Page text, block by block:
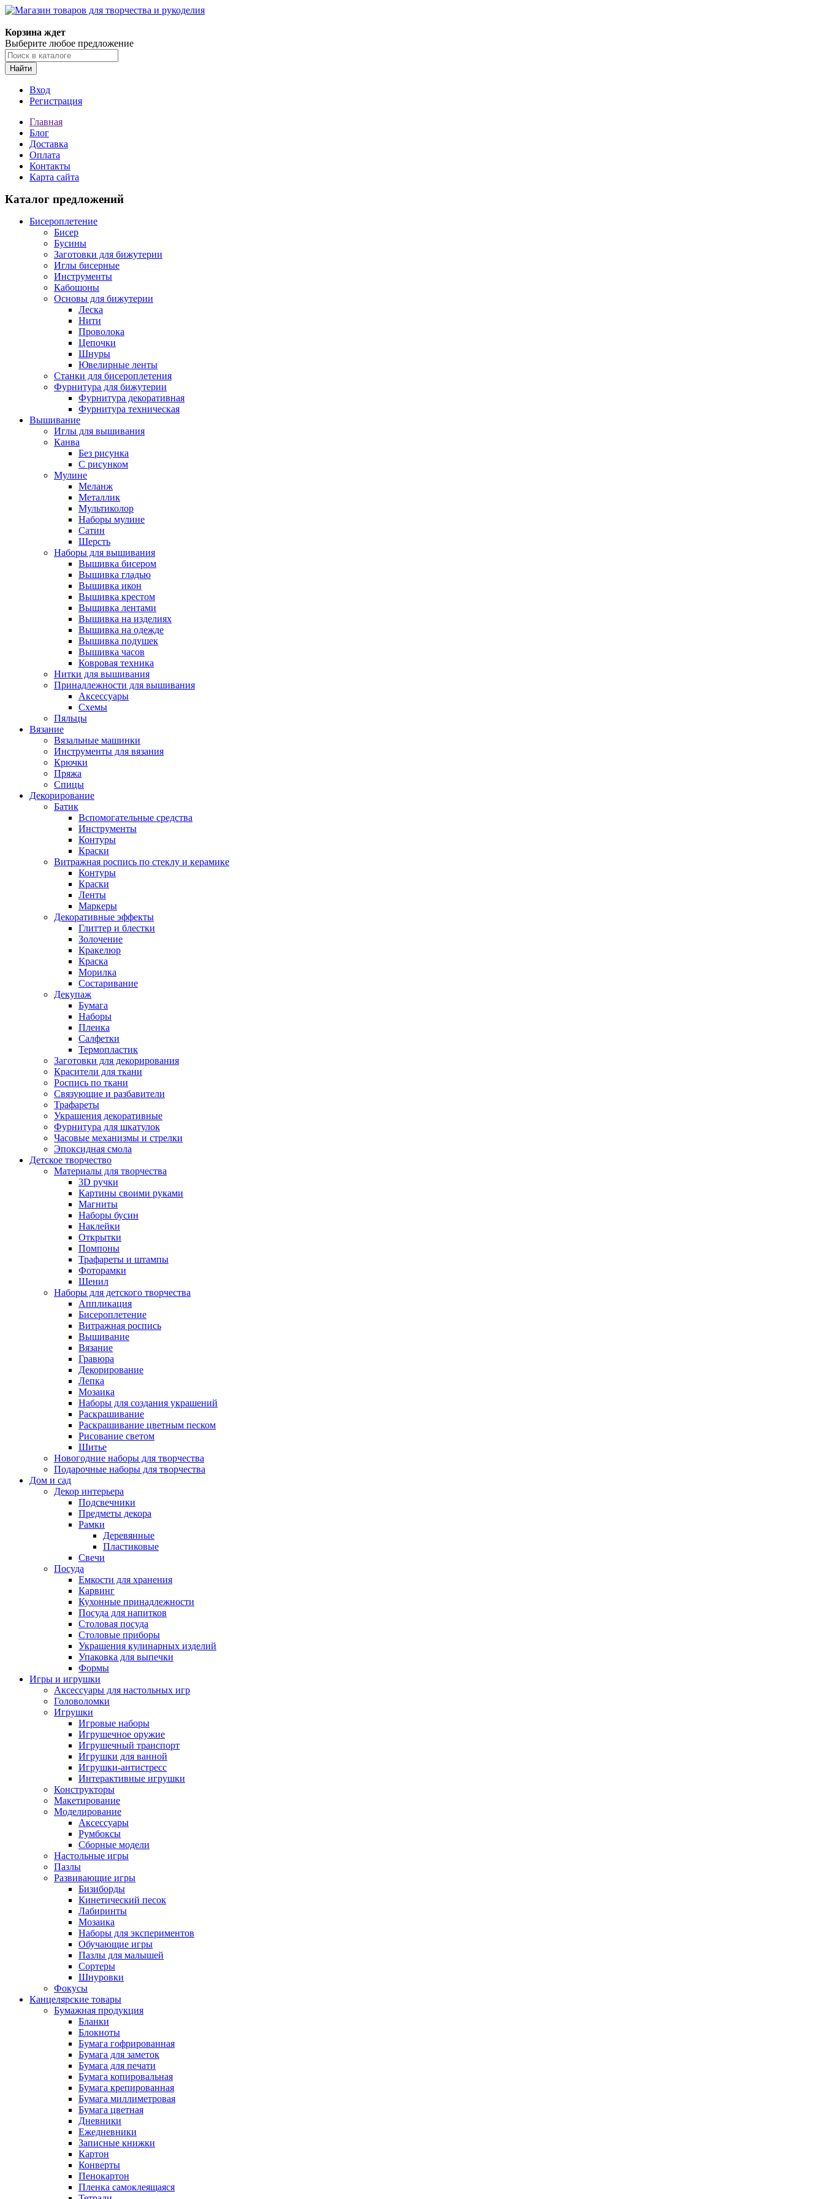
Корзина ждет
Выберите любое предложение
Найти
Вход
Регистрация
Главная
Блог
Доставка
Оплата
Контакты
Карта сайта
Каталог предложений
Бисероплетение
Бисер
Бусины
Заготовки для бижутерии
Иглы бисерные
Инструменты
Кабошоны
Основы для бижутерии
Леска
Нити
Проволока
Цепочки
Шнуры
Ювелирные ленты
Станки для бисероплетения
Фурнитура для бижутерии
Фурнитура декоративная
Фурнитура техническая
Вышивание
Иглы для вышивания
Канва
Без рисунка
С рисунком
Мулине
Меланж
Металлик
Мультиколор
Наборы мулине
Сатин
Шерсть
Наборы для вышивания
Вышивка бисером
Вышивка гладью
Вышивка икон
Вышивка крестом
Вышивка лентами
Вышивка на изделиях
Вышивка на одежде
Вышивка подушек
Вышивка часов
Ковровая техника
Нитки для вышивания
Принадлежности для вышивания
Аксессуары
Схемы
Пяльцы
Вязание
Вязальные машинки
Инструменты для вязания
Крючки
Пряжа
Спицы
Декорирование
Батик
Вспомогательные средства
Инструменты
Контуры
Краски
Витражная роспись по стеклу и керамике
Контуры
Краски
Ленты
Маркеры
Декоративные эффекты
Глиттер и блестки
Золочение
Кракелюр
Краска
Морилка
Состаривание
Декупаж
Бумага
Наборы
Пленка
Салфетки
Термопластик
Заготовки для декорирования
Красители для ткани
Роспись по ткани
Связующие и разбавители
Трафареты
Украшения декоративные
Фурнитура для шкатулок
Часовые механизмы и стрелки
Эпоксидная смола
Детское творчество
Материалы для творчества
3D ручки
Картины своими руками
Магниты
Наборы бусин
Наклейки
Открытки
Помпоны
Трафареты и штампы
Фоторамки
Шенил
Наборы для детского творчества
Аппликация
Бисероплетение
Витражная роспись
Вышивание
Вязание
Гравюра
Декорирование
Лепка
Мозаика
Наборы для создания украшений
Раскрашивание
Раскрашивание цветным песком
Рисование светом
Шитье
Новогодние наборы для творчества
Подарочные наборы для творчества
Дом и сад
Декор интерьера
Подсвечники
Предметы декора
Рамки
Деревянные
Пластиковые
Свечи
Посуда
Емкости для хранения
Карвинг
Кухонные принадлежности
Посуда для напитков
Столовая посуда
Столовые приборы
Украшения кулинарных изделий
Упаковка для выпечки
Формы
Игры и игрушки
Аксессуары для настольных игр
Головоломки
Игрушки
Игровые наборы
Игрушечное оружие
Игрушечный транспорт
Игрушки для ванной
Игрушки-антистресс
Интерактивные игрушки
Конструкторы
Макетирование
Моделирование
Аксессуары
Румбоксы
Сборные модели
Настольные игры
Пазлы
Развивающие игры
Бизиборды
Кинетический песок
Лабиринты
Мозаика
Наборы для экспериментов
Обучающие игры
Пазлы для малышей
Сортеры
Шнуровки
Фокусы
Канцелярские товары
Бумажная продукция
Бланки
Блокноты
Бумага гофрированная
Бумага для заметок
Бумага для печати
Бумага копировальная
Бумага крепированная
Бумага миллиметровая
Бумага цветная
Дневники
Ежедневники
Записные книжки
Картон
Конверты
Пенокартон
Пленка самоклеящаяся